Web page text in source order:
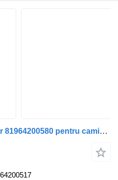
Furtun flexibil aspirare aer 81964200580 pentru camion MAN TGL TGM TGL TGS TGX TGA